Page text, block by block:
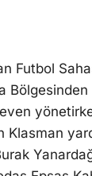
Futbol